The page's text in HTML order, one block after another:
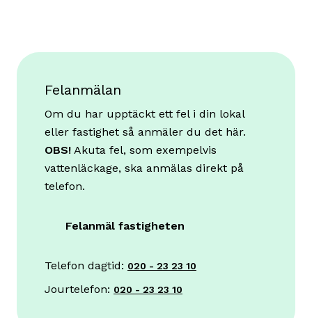
Felanmälan
Om du har upptäckt ett fel i din lokal
eller fastighet så anmäler du det här.
OBS! Akuta fel, som exempelvis
vattenläckage, ska anmälas direkt på
telefon.
Felanmäl fastigheten
Telefon dagtid: 020 - 23 23 10
Jourtelefon: 020 - 23 23 10